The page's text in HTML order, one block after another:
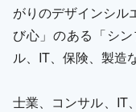
がりのデザインシル
び心」のある「シ
ル、IT、保険、製造
士業、コンサル、IT